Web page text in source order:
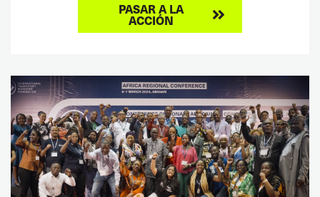
PASAR A LA
ACCIÓN